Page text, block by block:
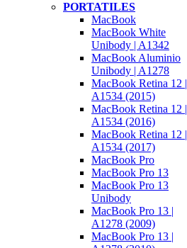
PORTATILES
MacBook
MacBook White
Unibody | A1342
MacBook Aluminio
Unibody | A1278
MacBook Retina 12 |
A1534 (2015)
MacBook Retina 12 |
A1534 (2016)
MacBook Retina 12 |
A1534 (2017)
MacBook Pro
MacBook Pro 13
MacBook Pro 13
Unibody
MacBook Pro 13 |
A1278 (2009)
MacBook Pro 13 |